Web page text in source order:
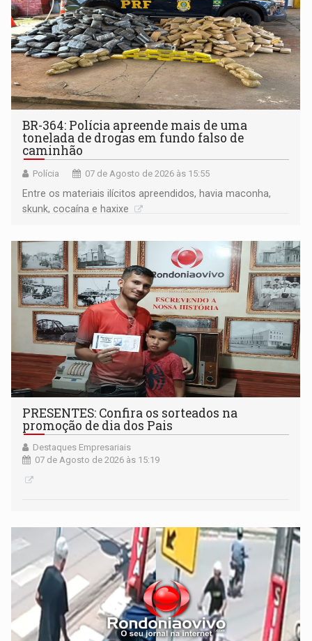
BR-364: Polícia apreende mais de uma
tonelada de drogas em fundo falso de
caminhão
Polícia 07 de Agosto de 2026 às 15:55
Entre os materiais ilícitos apreendidos, havia maconha,
skunk, cocaína e haxixe
PRESENTES: Confira os sorteados na
promoção de dia dos Pais
Destaques Empresariais
07 de Agosto de 2026 às 15:19